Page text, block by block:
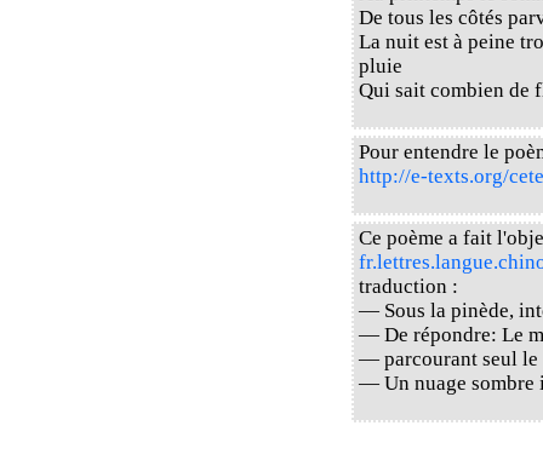
De tous les côtés
La nuit est à peine
pluie
Qui sait combien de
Pour entendre le
http://e-texts.org/
Ce poème a fait
traduction :
— Sous la pinède,
— De répondre: Le
— parcourant seul le
— Un nuage sombre